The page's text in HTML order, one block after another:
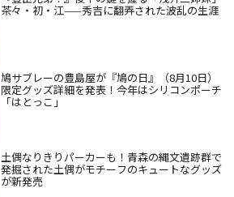
茶々・初・江——秀吉に翻弄された波乱の生涯
鳩サブレーの豊島屋が『鳩の日』（8月10日）
限定グッズ詳細を発表！今年はシリコンポーチ
「はとっこ」
土偶なりきりパーカーも！青森の縄文遺跡群で
発掘された土偶がモチーフのキュートなグッズ
が新発売